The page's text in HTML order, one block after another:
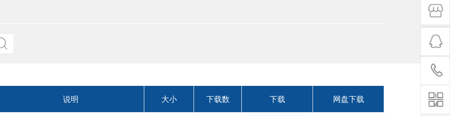
说明 大小 下载数 下载 网盘下载